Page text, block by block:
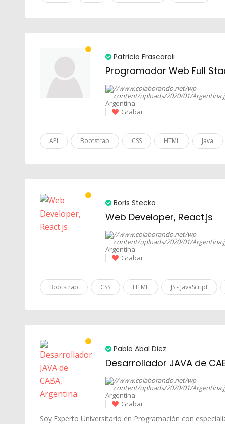
Patricio Frascaroli
Programador Web Full
Argentina
Grabar
API Bootstrap CSS HTML Java
Boris Stecko
Web Developer, React.js
Argentina
Grabar
Bootstrap CSS HTML JS - JavaScript
Pablo Abal Diez
Desarrollador JAVA de
Argentina
Grabar
Soy Experto Universitario en Programación con